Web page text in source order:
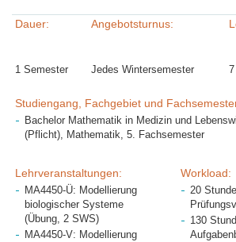
Dauer:
1 Semester
Angebotsturnus:
Jedes Wintersemester 7
Studiengang, Fachgebiet und
Bachelor Mathematik in Medizin und
(Pflicht), Mathematik, 5. Fachsemester
Lehrveranstaltungen:
MA4450-Ü: Modellierung
biologischer Systeme
(Übung, 2 SWS)
MA4450-V: Modellierung
Workload:
20
130